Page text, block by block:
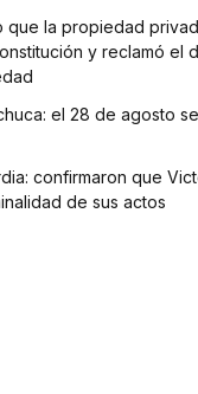
que la propiedad
y reclamó el
el 28 de agosto
confirmaron que
de sus actos